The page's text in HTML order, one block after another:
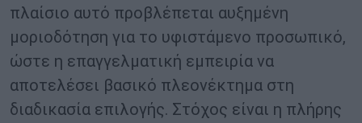
πλαίσιο αυτό προβλέπεται αυξημένη
μοριοδότηση για το υφιστάμενο προσωπικό,
ώστε η επαγγελματική εμπειρία να
αποτελέσει βασικό πλεονέκτημα στη
διαδικασία επιλογής. Στόχος είναι η πλήρης